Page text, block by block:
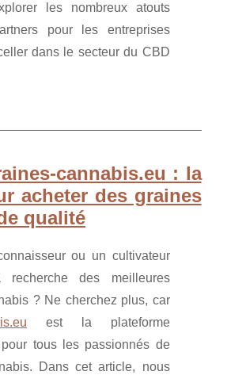
les nombreux atouts
pour les entreprises
dans le secteur du CBD
cannabis.eu : la
acheter des graines
qualité
ou un cultivateur
des meilleures
? Ne cherchez plus, car
est la plateforme
tous les passionnés de
Dans cet article, nous